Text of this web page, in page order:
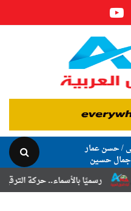
/ حسن عمار
جمال حسين
بالأسماء.. حركة الترقيات